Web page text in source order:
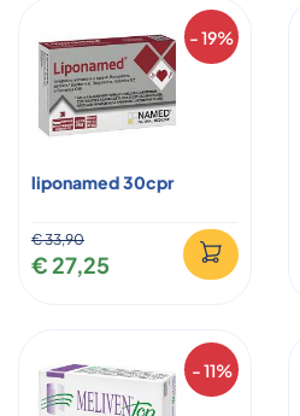
- 19%
liponamed 30cpr
€ 33,90
€ 27,25
- 11%